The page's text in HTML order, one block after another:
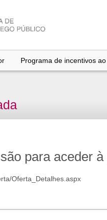
Programa de incentivos
para aceder
Oferta_Detalhes.aspx